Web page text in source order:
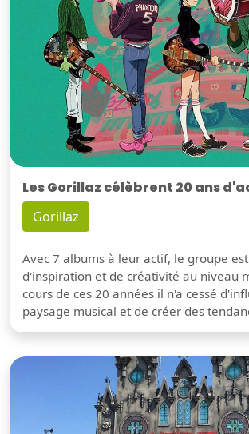
Les Gorillaz célèbrent 20 ans
Gorillaz
Avec 7 albums à leur actif, le groupe
d'inspiration et de créativité au niveau
cours de ces 20 années il n'a cessé
paysage musical et de créer des